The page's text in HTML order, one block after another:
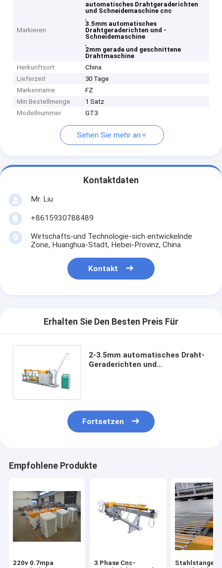
Markieren
automatisches Drahtgeraderichten
und Schneidemaschine cnc
,
3.5mm automatisches
Drahtgeraderichten und -
Schneidemaschine
,
2mm gerade und geschnittene
Drahtmaschine
Herkunftsort
China
Lieferzeit
30 Tage
Markenname
FZ
Min Bestellmenge
1 Satz
Modellnummer
GT3
Sehen Sie mehr an
Kontaktdaten
Mr. Liu
+8615930788489
Wirtschafts-und Technologie-sich entwickelnde
Zone, Huanghua-Stadt, Hebei-Provinz, China
Kontakt
Erhalten Sie Den Besten Preis Für
2-3.5mm automatisches Draht-
Geraderichten und
Fortsetzen
Empfohlene Produkte
220v 0.7mpa
3 Phase Cnc-